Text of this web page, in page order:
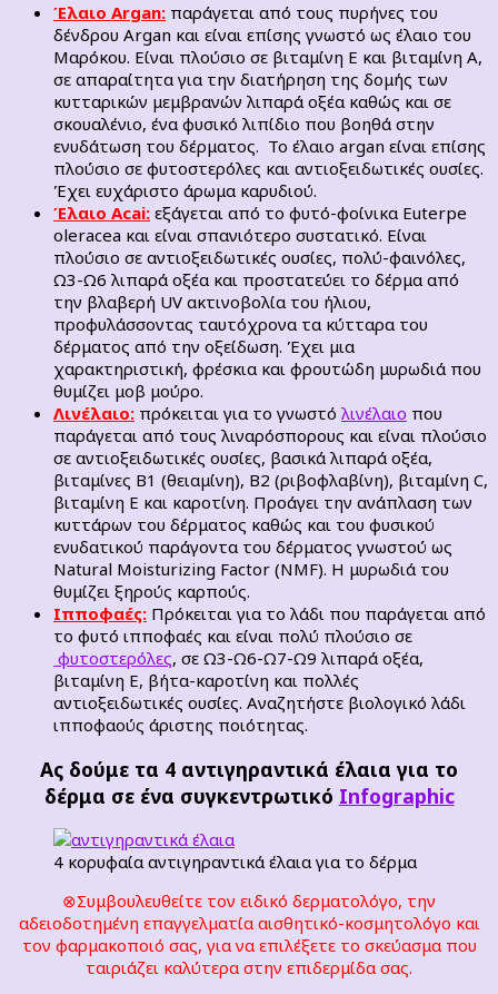
Έλαιο Argan: παράγεται από τους πυρήνες του
δένδρου Argan και είναι επίσης γνωστό ως έλαιο του
Μαρόκου. Είναι πλούσιο σε βιταμίνη Ε και βιταμίνη Α,
σε απαραίτητα για την διατήρηση της δομής των
κυτταρικών μεμβρανών λιπαρά οξέα καθώς και σε
σκουαλένιο, ένα φυσικό λιπίδιο που βοηθά στην
ενυδάτωση του δέρματος. Το έλαιο argan είναι επίσης
πλούσιο σε φυτοστερόλες και αντιοξειδωτικές ουσίες.
Έχει ευχάριστο άρωμα καρυδιού.
Έλαιο Acai: εξάγεται από το φυτό-φοίνικα Euterpe
oleracea και είναι σπανιότερο συστατικό. Είναι
πλούσιο σε αντιοξειδωτικές ουσίες, πολύ-φαινόλες,
Ω3-Ω6 λιπαρά οξέα και προστατεύει το δέρμα από
την βλαβερή UV ακτινοβολία του ήλιου,
προφυλάσσοντας ταυτόχρονα τα κύτταρα του
δέρματος από την οξείδωση. Έχει μια
χαρακτηριστική, φρέσκια και φρουτώδη μυρωδιά που
θυμίζει μοβ μούρο.
Λινέλαιο: πρόκειται για το γνωστό λινέλαιο που
παράγεται από τους λιναρόσπορους και είναι πλούσιο
σε αντιοξειδωτικές ουσίες, βασικά λιπαρά οξέα,
βιταμίνες B1 (θειαμίνη), B2 (ριβοφλαβίνη), βιταμίνη C,
βιταμίνη E και καροτίνη. Προάγει την ανάπλαση των
κυττάρων του δέρματος καθώς και του φυσικού
ενυδατικού παράγοντα του δέρματος γνωστού ως
Natural Moisturizing Factor (ΝΜF). Η μυρωδιά του
θυμίζει ξηρούς καρπούς.
Ιπποφαές: Πρόκειται για το λάδι που παράγεται από
το φυτό ιπποφαές και είναι πολύ πλούσιο σε
φυτοστερόλες, σε Ω3-Ω6-Ω7-Ω9 λιπαρά οξέα,
βιταμίνη Ε, βήτα-καροτίνη και πολλές
αντιοξειδωτικές ουσίες. Αναζητήστε βιολογικό λάδι
ιπποφαούς άριστης ποιότητας.
Ας δούμε τα 4 αντιγηραντικά έλαια για το
δέρμα σε ένα συγκεντρωτικό Infographic
4 κορυφαία αντιγηραντικά έλαια για το δέρμα
⊗Συμβουλευθείτε τον ειδικό δερματολόγο, την
αδειοδοτημένη επαγγελματία αισθητικό-κοσμητολόγο και
τον φαρμακοποιό σας, για να επιλέξετε το σκεύασμα που
ταιριάζει καλύτερα στην επιδερμίδα σας.